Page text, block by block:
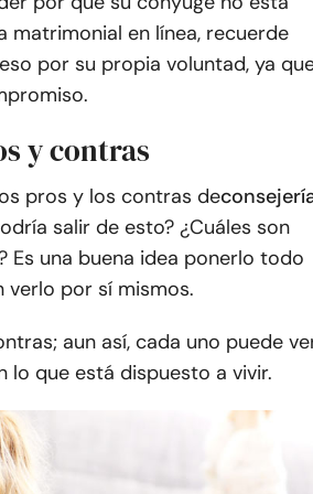
en línea, recuerde
por su propia voluntad, ya
y contras
pros y los contras de
salir de esto? ¿Cuáles son
Es una buena idea ponerlo todo
verlo por sí mismos.
aun así, cada uno puede
lo que está dispuesto a vivir.